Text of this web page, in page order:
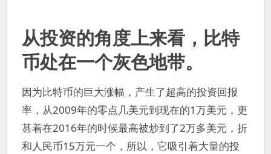
从投资的角度上来看，比特
币处在一个灰色地带。
因为比特币的巨大涨幅，产生了超高的投资回报
率，从2009年的零点几美元到现在的1万美元，更
甚着在2016年的时候最高被炒到了2万多美元，折
和人民币15万元一个，所以，它吸引着大量的投